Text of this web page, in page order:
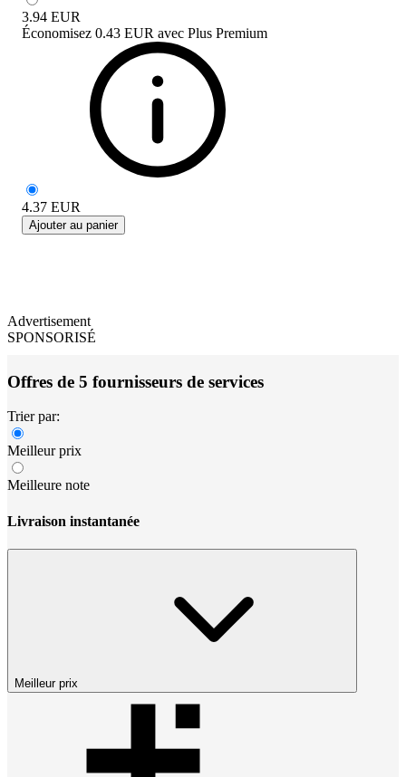
3.94 EUR
Économisez 0.43 EUR avec Plus Premium
4.37 EUR
Ajouter au panier
Advertisement
SPONSORISÉ
Offres de 5 fournisseurs de services
Trier par:
Meilleur prix
Meilleure note
Livraison instantanée
Meilleur prix